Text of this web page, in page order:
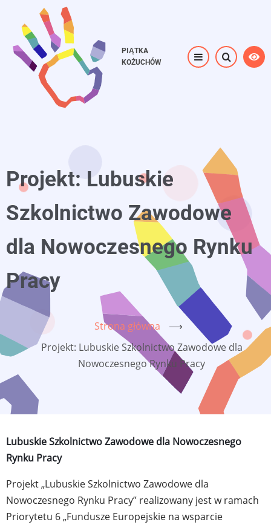
treści
PIĄTKA
KOŻUCHÓW
Projekt: Lubuskie
Szkolnictwo Zawodowe
dla Nowoczesnego Rynku
Pracy
Strona główna
⟶
Projekt: Lubuskie Szkolnictwo Zawodowe dla
Nowoczesnego Rynku Pracy
Lubuskie Szkolnictwo Zawodowe dla Nowoczesnego
Rynku Pracy
Projekt „Lubuskie Szkolnictwo Zawodowe dla
Nowoczesnego Rynku Pracy” realizowany jest w ramach
Priorytetu 6 „Fundusze Europejskie na wsparcie